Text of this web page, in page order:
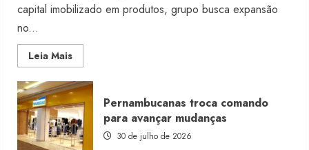
capital imobilizado em produtos, grupo busca expansão
no...
Leia MaisRead
more
Morena
Rosa
lança
franquia
com
estoque
consignado
Pernambucanas troca comando
para avançar mudanças
30 de julho de 2026